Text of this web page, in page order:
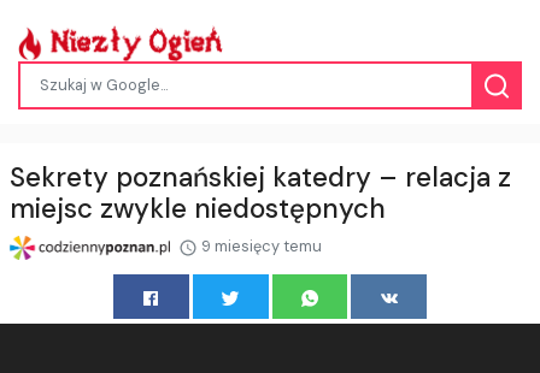
Sekrety poznańskiej katedry – relacja z
miejsc zwykle niedostępnych
9 miesięcy temu